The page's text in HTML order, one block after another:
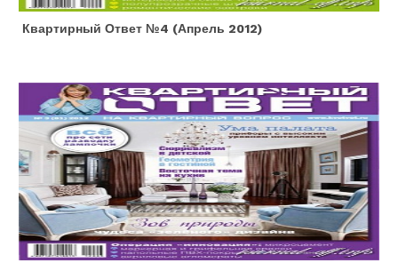
Квартирный Ответ №4 (апрель 2012)